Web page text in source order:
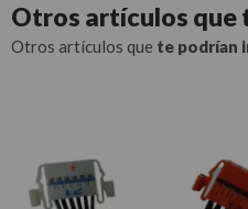
Otros artículos que
Otros artículos que te podrían